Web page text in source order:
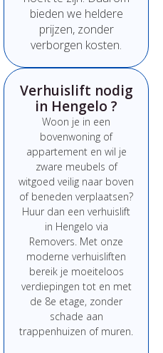
bieden we heldere
prijzen, zonder
verborgen kosten.
Verhuislift nodig
in Hengelo ?
Woon je in een
bovenwoning of
appartement en wil je
zware meubels of
witgoed veilig naar boven
of beneden verplaatsen?
Huur dan een verhuislift
in Hengelo via
Removers. Met onze
moderne verhuisliften
bereik je moeiteloos
verdiepingen tot en met
de 8e etage, zonder
schade aan
trappenhuizen of muren.